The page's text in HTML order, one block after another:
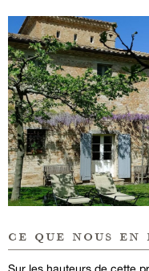
ce que nous en
Sur les hauteurs de cette